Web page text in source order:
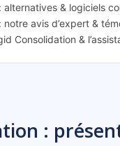
alternatives & logiciels
notre avis d’expert &
Consolidation &
: